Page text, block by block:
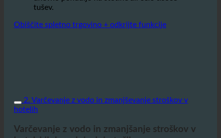
50%, kar lahko privede do znatnih
dnevno ponudijo na stotine ali celo tisoče
2. Varčevanje z vodo in zmanjševanje stroškov v
hotelih